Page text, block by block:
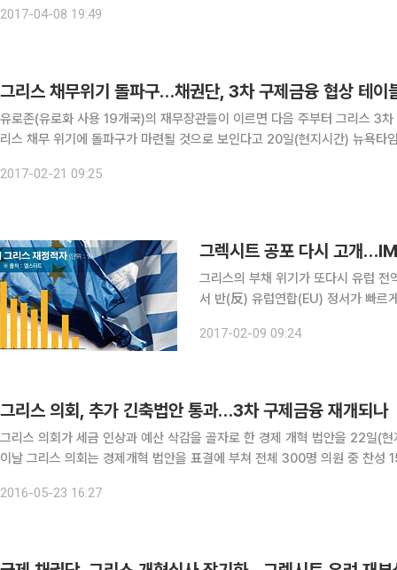
2017-04-08 19:49
그리스 채무위기 돌파구…채권단, 3차 구제금융 협상 테이
유로존(유로화 사용 19개국)의 재무장관들이 이르면 다음 주부터 그리스 3
리스 채무 위기에 돌파구가 마련될 것으로 보인다고 20일(현지시간) 뉴욕타임스(NYT)가 보도했다. 볼
2017-02-21 09:25
그리스의 부채 위기가 또다시 유럽
서 반(反) 유럽연합(EU) 정서가 빠르
국제통화기금(IMF)과 유럽 채권단의
2017-02-09 09:24
그리스 의회, 추가 긴축법안 통과…3차 구제금융 재개되나
그리스 의회가 세금 인상과 예산 삭감을 골자로 한 경제 개혁 법안을 22일(
이날 그리스 의회는 경제개혁 법안을 표결에 부쳐 전체 300명 의원 중 찬성
2016-05-23 16:27